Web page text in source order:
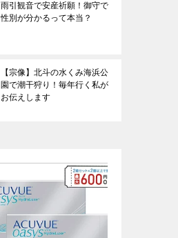
雨引観音で安産祈願！御守で
性別が分かるって本当？
【宗像】北斗の水くみ海浜公
園で潮干狩り！毎年行く私が
お伝えします